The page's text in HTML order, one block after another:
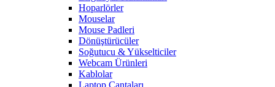
Hoparlörler
Mouselar
Mouse Padleri
Dönüştürücüler
Soğutucu & Yükselticiler
Webcam Ürünleri
Kablolar
Laptop Çantaları